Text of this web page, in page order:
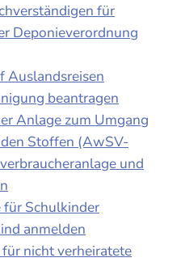
für
Deponieverordnung
Auslandsreisen
beantragen
Anlage zum Umgang
Stoffen (AwSV-
und
Schulkinder
anmelden
nicht verheiratete